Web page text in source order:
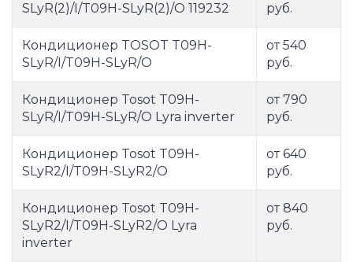
SLyR(2)/I/T09H-SLyR(2)/O 119232
руб.
Кондиционер TOSOT T09H-
SLyR/I/T09H-SLyR/O
от 540
руб.
Кондиционер Tosot T09H-
SLyR/I/T09H-SLyR/O Lyra inverter
от 790
руб.
Кондиционер Tosot T09H-
SLyR2/I/T09H-SLyR2/O
от 640
руб.
Кондиционер Tosot T09H-
SLyR2/I/T09H-SLyR2/O Lyra
inverter
от 840
руб.